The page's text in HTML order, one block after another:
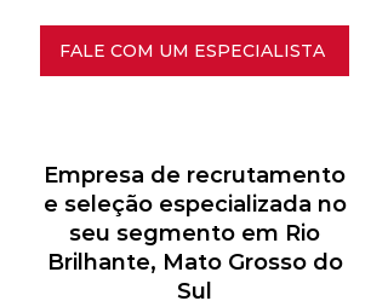
FALE COM UM ESPECIALISTA
Empresa de recrutamento
e seleção especializada no
seu segmento em Rio
Brilhante, Mato Grosso do
Sul